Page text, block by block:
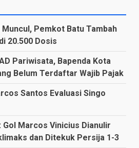
Pemkot Batu Tambah
20.500 Dosis
Pariwisata, Bapenda Kota
Belum Terdaftar Wajib Pajak
Santos Evaluasi Singo
Gol Marcos Vinicius Dianulir
dan Ditekuk Persija 1-3